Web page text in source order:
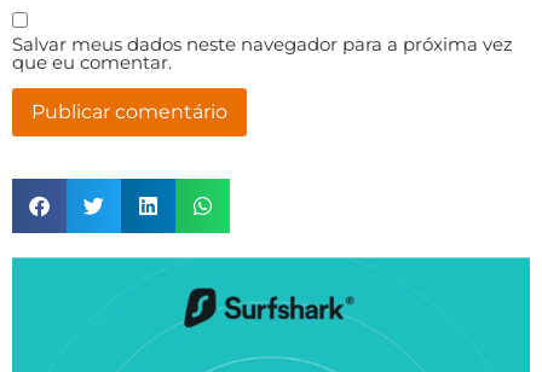
Salvar meus dados neste navegador para a próxima vez
que eu comentar.